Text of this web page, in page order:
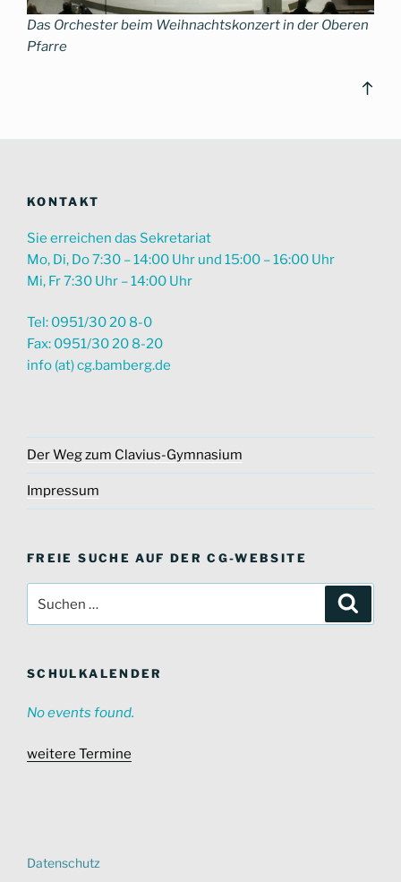
Das Orchester beim Weihnachtskonzert in der Oberen
Pfarre
KONTAKT
Sie erreichen das Sekretariat
Mo, Di, Do 7:30 – 14:00 Uhr und 15:00 – 16:00 Uhr
Mi, Fr 7:30 Uhr – 14:00 Uhr
Tel: 0951/30 20 8-0
Fax: 0951/30 20 8-20
info (at) cg.bamberg.de
Der Weg zum Clavius-Gymnasium
Impressum
FREIE SUCHE AUF DER CG-WEBSITE
nach:
SCHULKALENDER
No events found.
weitere Termine
Datenschutz